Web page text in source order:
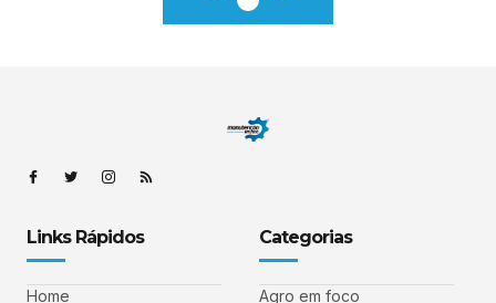
Links Rápidos
Home
Categorias
Agro em foco